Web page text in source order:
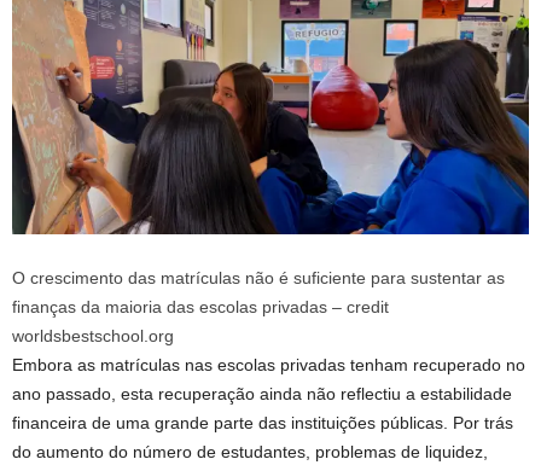
O crescimento das matrículas não é suficiente para sustentar as
finanças da maioria das escolas privadas – credit
worldsbestschool.org
Embora as matrículas nas escolas privadas tenham recuperado no
ano passado, esta recuperação ainda não reflectiu a estabilidade
financeira de uma grande parte das instituições públicas. Por trás
do aumento do número de estudantes, problemas de liquidez,